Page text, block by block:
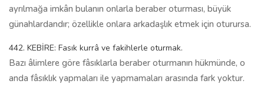
ayrılmağa imkân bulanın onlarla beraber oturması, büyük
günahlardandır; özellikle onlara arkadaşlık etmek için oturursa.
442. KEBİRE: Fasık kurrâ ve fakihlerle oturmak.
Bazı âlimlere göre fâsıklarla beraber oturmanın hükmünde, o
anda fâsıklık yapmaları ile yapmamaları arasında fark yoktur.